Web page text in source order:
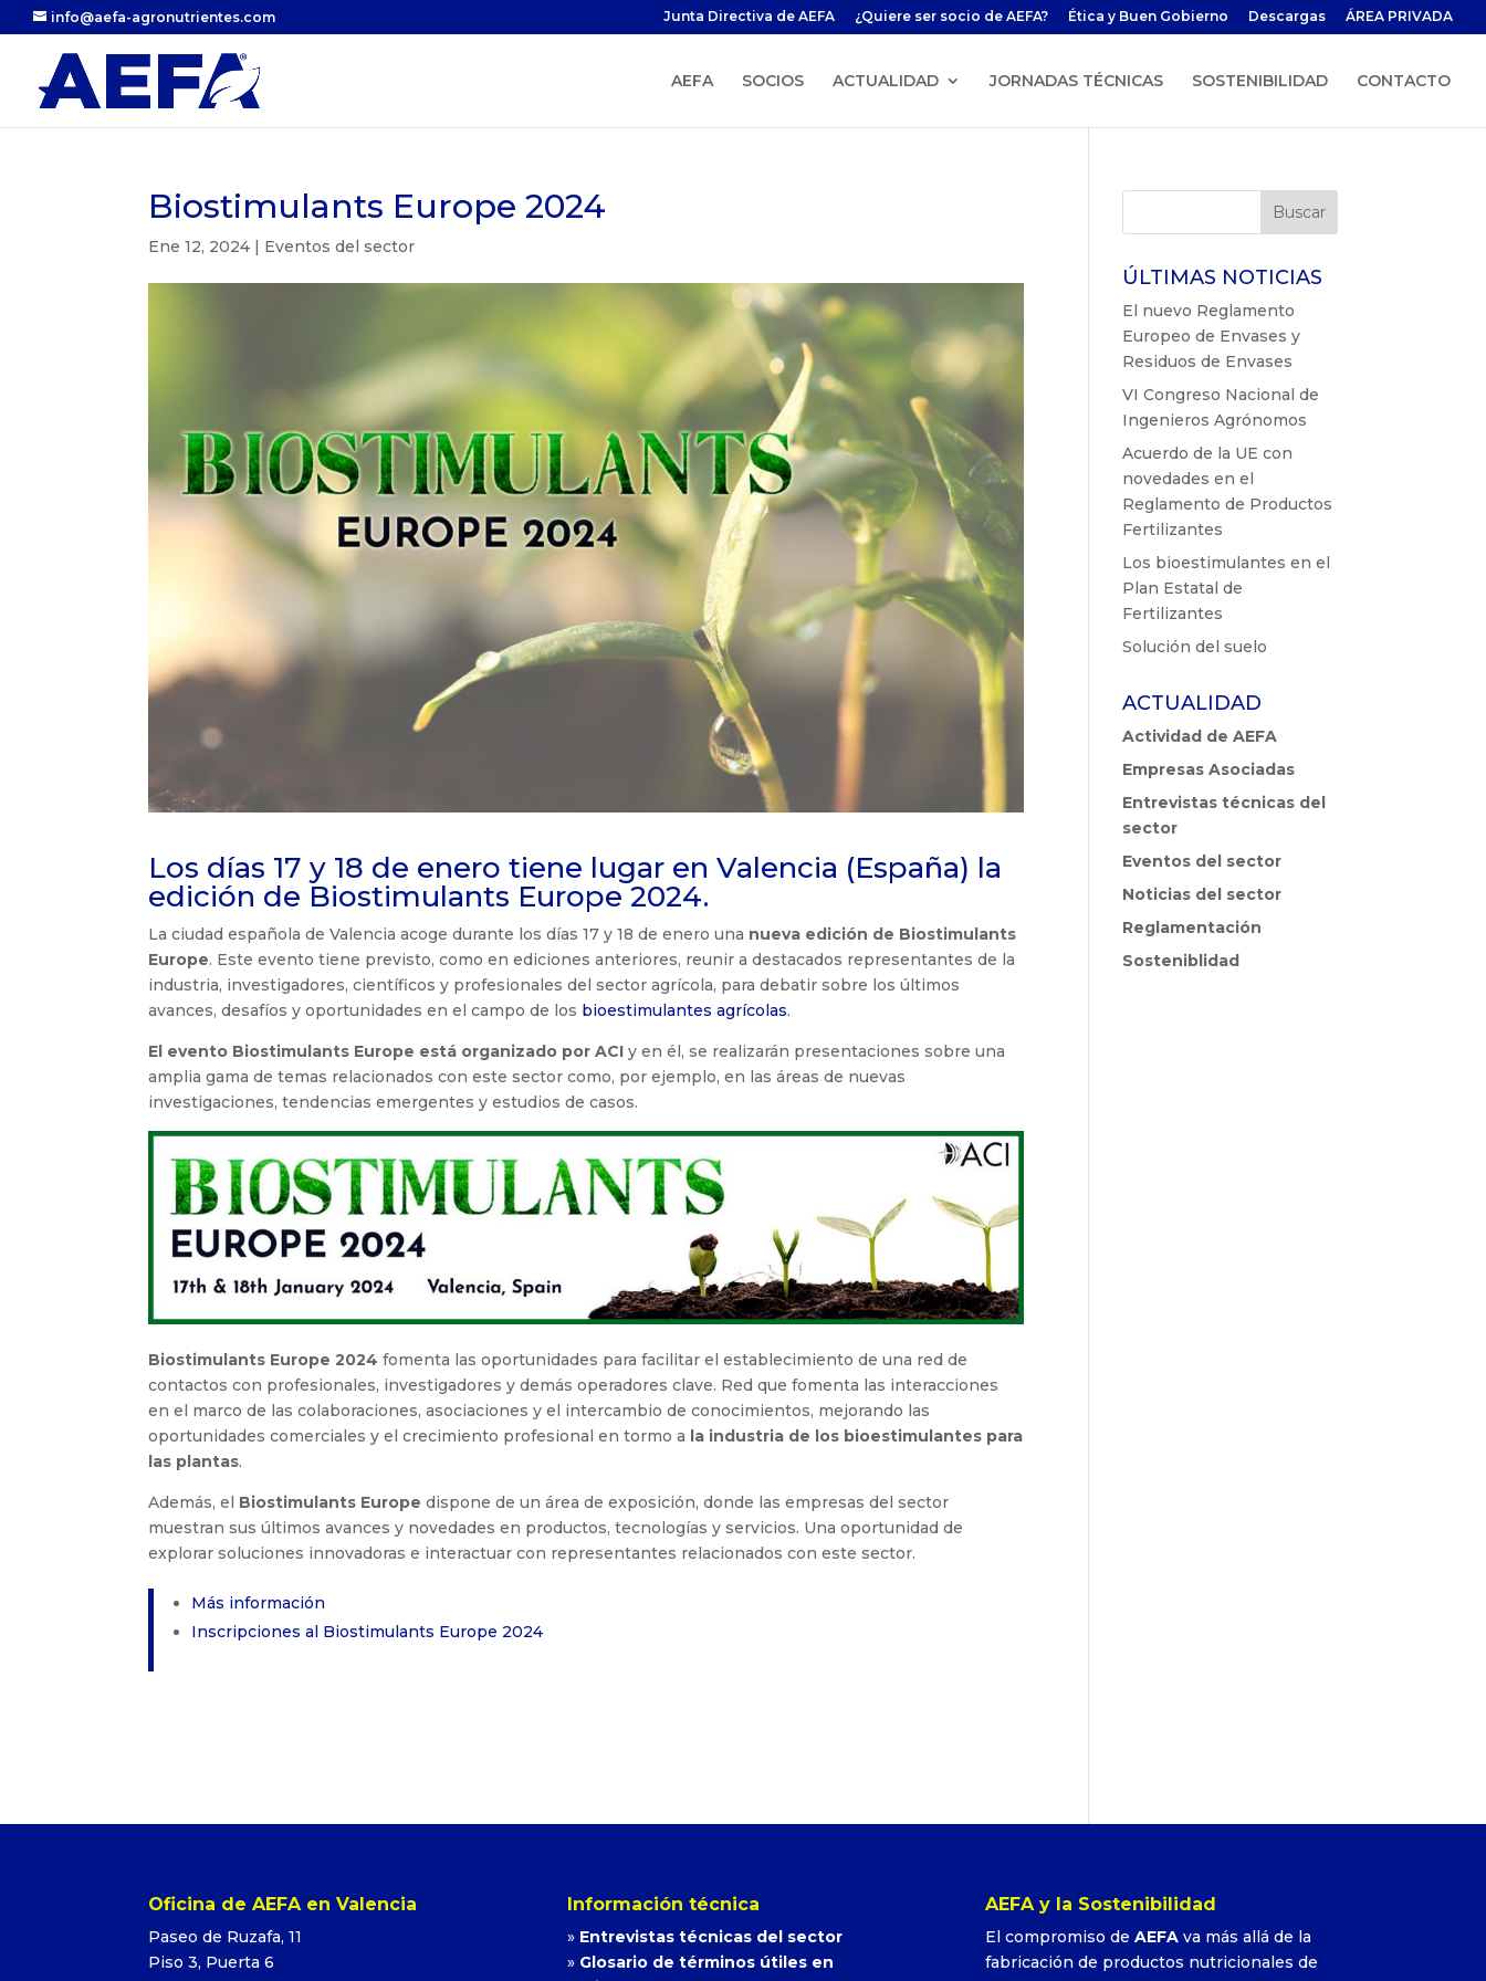
info@aefa-agronutrientes.com Junta Directiva de AEFA ¿Quiere ser socio de AEFA? Ética y Buen Gobierno Descargas ÁREA PRIVADA
AEFA SOCIOS ACTUALIDAD JORNADAS TÉCNICAS SOSTENIBILIDAD CONTACTO
Biostimulants Europe 2024
Ene 12, 2024 | Eventos del sector
Los días 17 y 18 de enero tiene lugar en Valencia (España) la
edición de Biostimulants Europe 2024.
La ciudad española de Valencia acoge durante los días 17 y 18 de enero una nueva edición de Biostimulants
Europe. Este evento tiene previsto, como en ediciones anteriores, reunir a destacados representantes de la
industria, investigadores, científicos y profesionales del sector agrícola, para debatir sobre los últimos
avances, desafíos y oportunidades en el campo de los bioestimulantes agrícolas.
El evento Biostimulants Europe está organizado por ACI y en él, se realizarán presentaciones sobre una
amplia gama de temas relacionados con este sector como, por ejemplo, en las áreas de nuevas
investigaciones, tendencias emergentes y estudios de casos.
Biostimulants Europe 2024 fomenta las oportunidades para facilitar el establecimiento de una red de
contactos con profesionales, investigadores y demás operadores clave. Red que fomenta las interacciones
en el marco de las colaboraciones, asociaciones y el intercambio de conocimientos, mejorando las
oportunidades comerciales y el crecimiento profesional en tormo a la industria de los bioestimulantes para
las plantas.
Además, el Biostimulants Europe dispone de un área de exposición, donde las empresas del sector
muestran sus últimos avances y novedades en productos, tecnologías y servicios. Una oportunidad de
explorar soluciones innovadoras e interactuar con representantes relacionados con este sector.
Más información
Inscripciones al Biostimulants Europe 2024
ÚLTIMAS NOTICIAS
El nuevo Reglamento
Europeo de Envases y
Residuos de Envases
VI Congreso Nacional de
Ingenieros Agrónomos
Acuerdo de la UE con
novedades en el
Reglamento de Productos
Fertilizantes
Los bioestimulantes en el
Plan Estatal de
Fertilizantes
Solución del suelo
ACTUALIDAD
Actividad de AEFA
Empresas Asociadas
Entrevistas técnicas del
sector
Eventos del sector
Noticias del sector
Reglamentación
Sosteniblidad
Oficina de AEFA en Valencia
Paseo de Ruzafa, 11
Piso 3, Puerta 6
Información técnica
» Entrevistas técnicas del sector
» Glosario de términos útiles en
AEFA y la Sostenibilidad
El compromiso de AEFAva más allá de la
fabricación de productos nutricionales de